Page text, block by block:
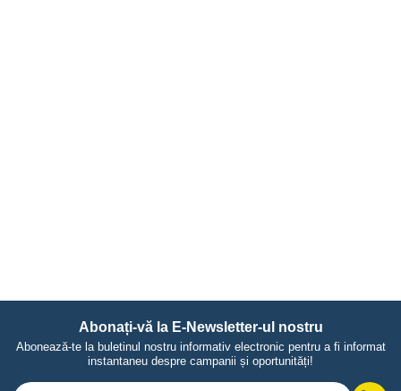
Abonați-vă la E-Newsletter-ul nostru
Abonează-te la buletinul nostru informativ electronic pentru a fi informat
instantaneu despre campanii și oportunități!